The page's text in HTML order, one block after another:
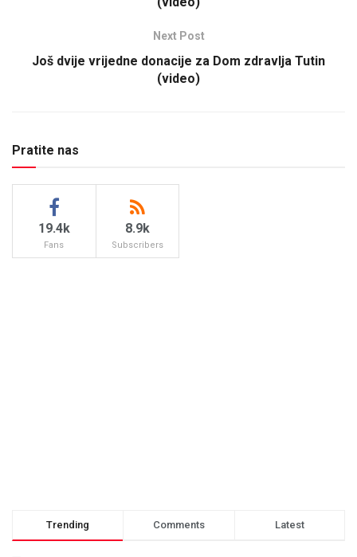
Next Post
Još dvije vrijedne donacije za Dom zdravlja Tutin
(video)
Pratite nas
19.4k
Fans
8.9k
Subscribers
Trending Comments Latest